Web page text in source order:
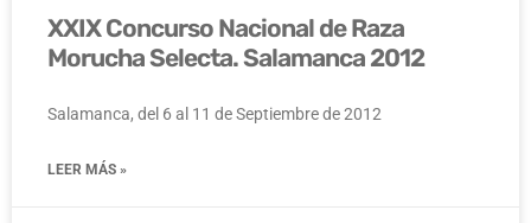
XXIX Concurso Nacional de Raza
Morucha Selecta. Salamanca 2012
Salamanca, del 6 al 11 de Septiembre de 2012
LEER MÁS »